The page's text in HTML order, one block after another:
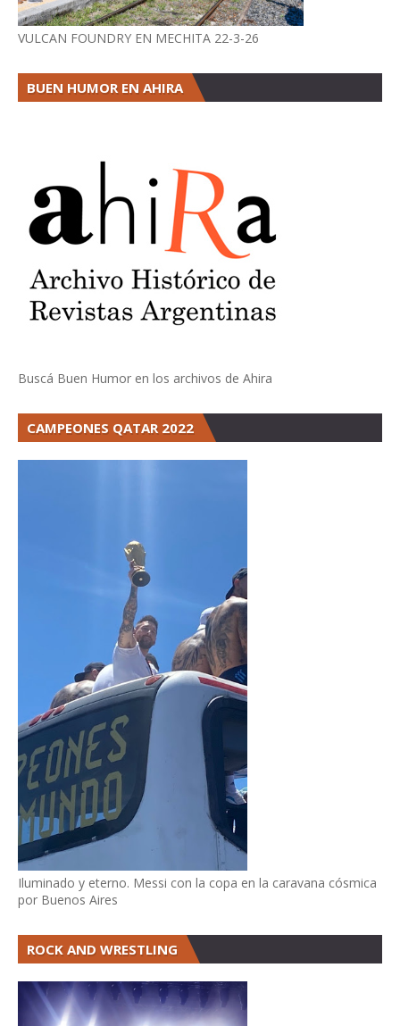
VULCAN FOUNDRY EN MECHITA 22-3-26
BUEN HUMOR EN AHIRA
Buscá Buen Humor en los archivos de Ahira
CAMPEONES QATAR 2022
Iluminado y eterno. Messi con la copa en la caravana cósmica
por Buenos Aires
ROCK AND WRESTLING